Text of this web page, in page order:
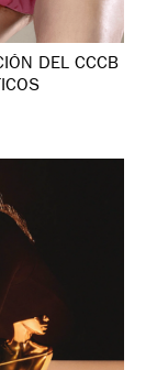
DEL CCCB